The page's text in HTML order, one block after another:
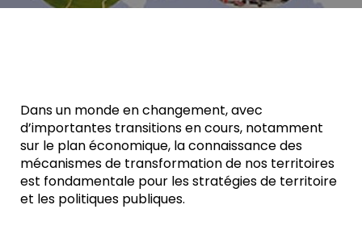
Dans un monde en changement, avec
d’importantes transitions en cours, notamment
sur le plan économique, la connaissance des
mécanismes de transformation de nos territoires
est fondamentale pour les stratégies de territoire
et les politiques publiques.